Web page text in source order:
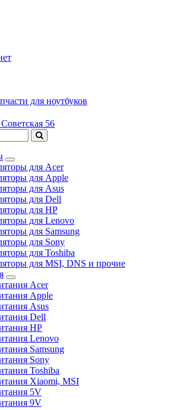
56
для Acer
для Apple
для Asus
для Dell
для HP
для Lenovo
для Samsung
для Sony
для Toshiba
для MSI, DNS и прочие
Acer
Apple
Asus
Dell
HP
Lenovo
Samsung
Sony
Toshiba
Xiaomi, MSI
5V
9V